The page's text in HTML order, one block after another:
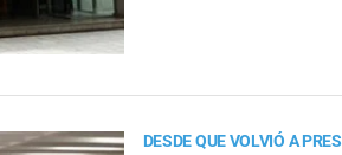
DESDE QUE VOLVIÓ A